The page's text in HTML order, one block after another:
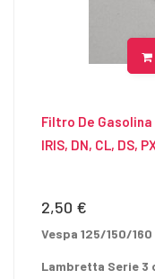
Filtro De
IRIS, DN, CL, DS,
Precio
2,50 €
Vespa 125/150/160
Lambretta Serie 3